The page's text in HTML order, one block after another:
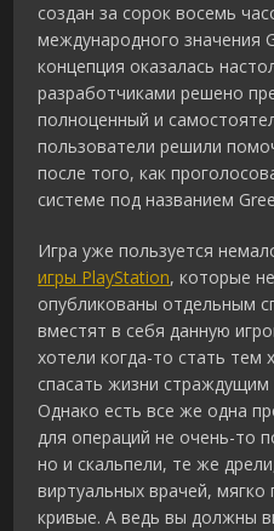
создан за сорок восемь
международного значения
концепция оказалась
разработчиками решено
полноценный и
пользователи решили
после того, как
системе под названием
Игра уже пользуется
игры PlayStation, которые
опубликованы отдельным
вместят в себя данную
хотели когда-то стать тем
спасать жизни
Однако есть все же одна
для операций не очень-то
но и скальпели, те же
виртуальных врачей, мягко
кривые. А ведь вы должны